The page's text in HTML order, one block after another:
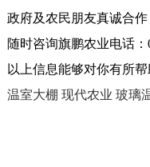
政府及农民朋友真诚合
随时咨询旗鹏农业电话：
以上信息能够对你有所帮
温室大棚 现代农业 玻璃